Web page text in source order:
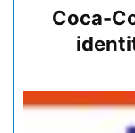
Coca-